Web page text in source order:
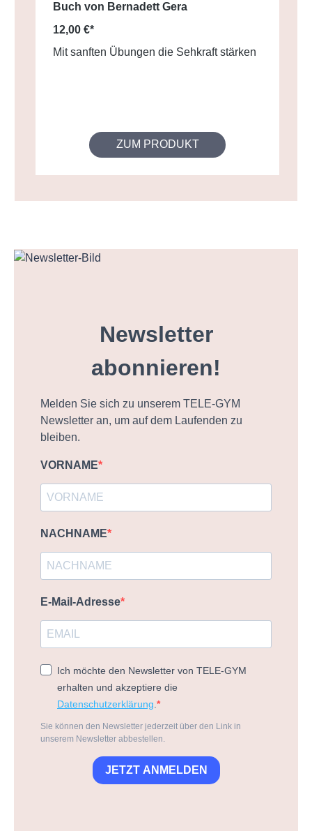
Buch von Bernadett Gera
12,00 €*
Mit sanften Übungen die Sehkraft stärken
ZUM PRODUKT
Newsletter
abonnieren!
Melden Sie sich zu unserem TELE-GYM
Newsletter an, um auf dem Laufenden zu
bleiben.
VORNAME
NACHNAME
E-Mail-Adresse
Ich möchte den Newsletter von TELE-GYM
erhalten und akzeptiere die
Datenschutzerklärung
Sie können den Newsletter jederzeit über den Link in
unserem Newsletter abbestellen.
JETZT ANMELDEN